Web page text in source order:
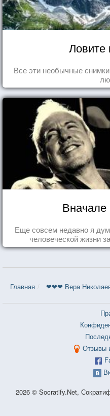
Все эти необычные
Вначале
Еще совсем недавно я
человеческой жизни
Главная ❤❤❤ Вера
Отзывы
2026 © Socratify.Net,